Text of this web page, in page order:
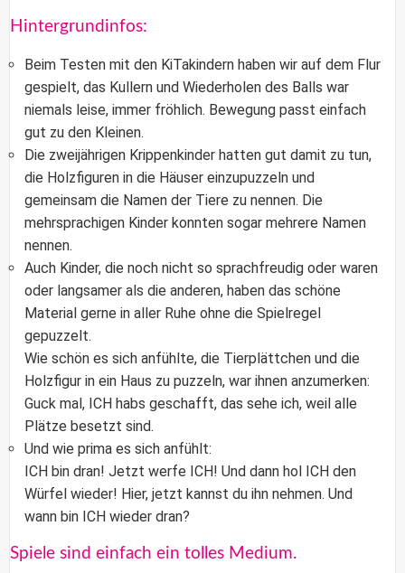
Hintergrundinfos:
Beim Testen mit den KiTakindern haben wir auf dem Flur
gespielt, das Kullern und Wiederholen des Balls war
niemals leise, immer fröhlich. Bewegung passt einfach
gut zu den Kleinen.
Die zweijährigen Krippenkinder hatten gut damit zu tun,
die Holzfiguren in die Häuser einzupuzzeln und
gemeinsam die Namen der Tiere zu nennen. Die
mehrsprachigen Kinder konnten sogar mehrere Namen
nennen.
Auch Kinder, die noch nicht so sprachfreudig oder waren
oder langsamer als die anderen, haben das schöne
Material gerne in aller Ruhe ohne die Spielregel
gepuzzelt.
Wie schön es sich anfühlte, die Tierplättchen und die
Holzfigur in ein Haus zu puzzeln, war ihnen anzumerken:
Guck mal, ICH habs geschafft, das sehe ich, weil alle
Plätze besetzt sind.
Und wie prima es sich anfühlt:
ICH bin dran! Jetzt werfe ICH! Und dann hol ICH den
Würfel wieder! Hier, jetzt kannst du ihn nehmen. Und
wann bin ICH wieder dran?
Spiele sind einfach ein tolles Medium.